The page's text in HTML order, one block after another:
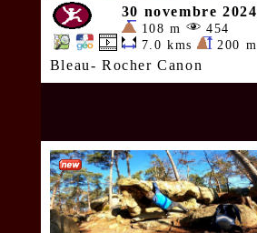
30 novembre 2024
108 m
454
7.0 kms
200 m
Bleau- Rocher Canon